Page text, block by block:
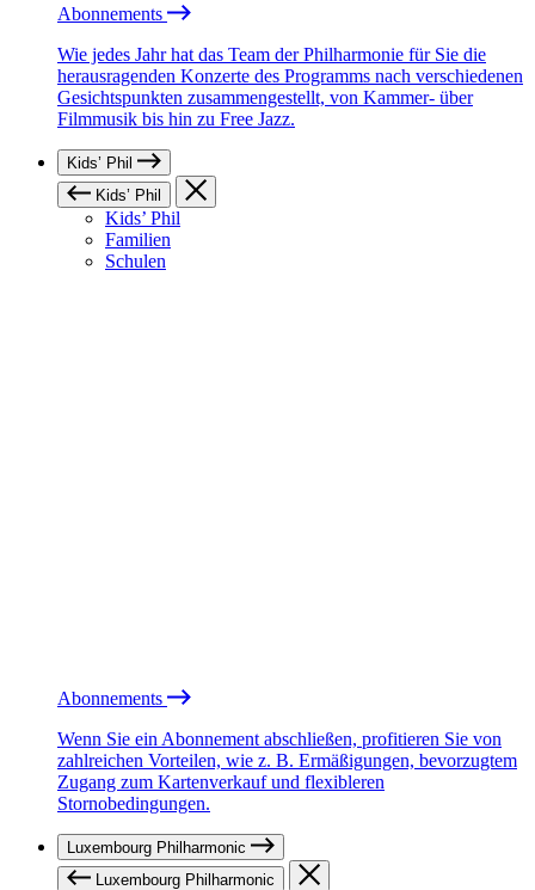
Abonnements
Wie jedes Jahr hat das Team der Philharmonie für Sie die
herausragenden Konzerte des Programms nach verschiedenen
Gesichtspunkten zusammengestellt, von Kammer- über
Filmmusik bis hin zu Free Jazz.
Kids’ Phil
Kids’ Phil
Kids’ Phil
Familien
Schulen
Abonnements
Wenn Sie ein Abonnement abschließen, profitieren Sie von
zahlreichen Vorteilen, wie z. B. Ermäßigungen, bevorzugtem
Zugang zum Kartenverkauf und flexibleren
Stornobedingungen.
Luxembourg Philharmonic
Luxembourg Philharmonic